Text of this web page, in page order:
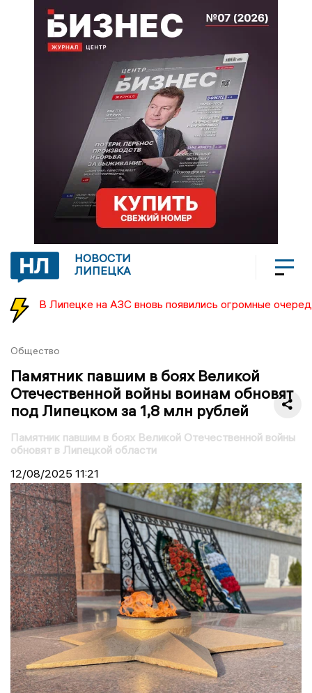
НОВОСТИ
ЛИПЕЦКА
В Липецке на АЗС вновь появились огромные
Общество
Памятник павшим в боях Великой
Отечественной войны воинам обновят
под Липецком за 1,8 млн рублей
Памятник павшим в боях Великой Отечественной войны
обновят в Липецкой области
12/08/2025 11:21